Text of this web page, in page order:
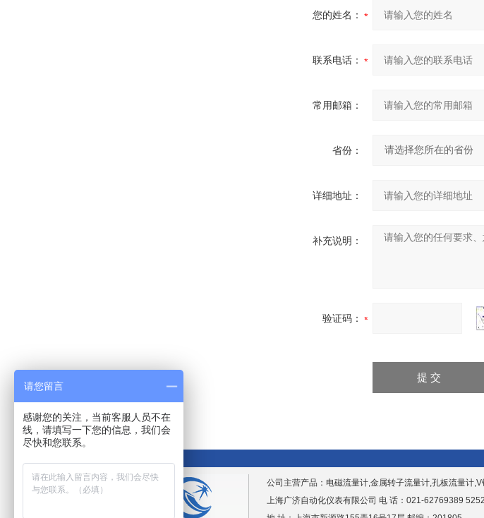
您的姓名：
联系电话：
常用邮箱：
省份：
详细地址：
补充说明：
验证码：
公司主营产品： 电磁流量计,金属转子流量计,孔板流量计
上海广济自动化仪表有限公司 电 话：021-62769389
请您留言
感谢您的关注，当前客服人员不在
线，请填写一下您的信息，我们会
尽快和您联系。